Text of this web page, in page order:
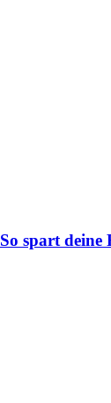
spart deine